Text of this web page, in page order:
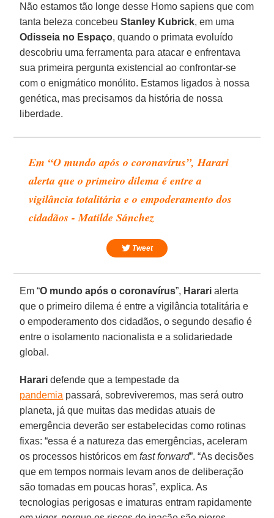
Não estamos tão longe desse Homo sapiens que com
tanta beleza concebeuStanley Kubrick, em uma
Odisseia no Espaço, quando o primata evoluído
descobriu uma ferramenta para atacar e enfrentava
sua primeira pergunta existencial ao confrontar-se
com o enigmático monólito. Estamos ligados à nossa
genética, mas precisamos da história de nossa
liberdade.
Em “O mundo após o coronavírus”, Harari
alerta que o primeiro dilema é entre a
vigilância totalitária e o empoderamento dos
cidadãos - Matilde Sánchez
Tweet
Em “O mundo após o coronavírus”, Harari alerta
que o primeiro dilema é entre a vigilância totalitária e
o empoderamento dos cidadãos, o segundo desafio é
entre o isolamento nacionalista e a solidariedade
global.
Harari defende que a tempestade da
pandemia passará, sobreviveremos, mas será outro
planeta, já que muitas das medidas atuais de
emergência deverão ser estabelecidas como rotinas
fixas: “essa é a natureza das emergências, aceleram
os processos históricos emfast forward”. “As decisões
que em tempos normais levam anos de deliberação
são tomadas em poucas horas”, explica. As
tecnologias perigosas e imaturas entram rapidamente